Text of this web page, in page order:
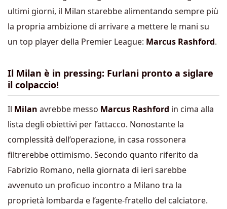
ultimi giorni, il Milan starebbe alimentando sempre più
la propria ambizione di arrivare a mettere le mani su
un top player della Premier League: Marcus Rashford.
Il Milan è in pressing: Furlani pronto a siglare
il colpaccio!
Il Milan avrebbe messo Marcus Rashford in cima alla
lista degli obiettivi per l’attacco. Nonostante la
complessità dell’operazione, in casa rossonera
filtrerebbe ottimismo. Secondo quanto riferito da
Fabrizio Romano, nella giornata di ieri sarebbe
avvenuto un proficuo incontro a Milano tra la
proprietà lombarda e l’agente-fratello del calciatore.